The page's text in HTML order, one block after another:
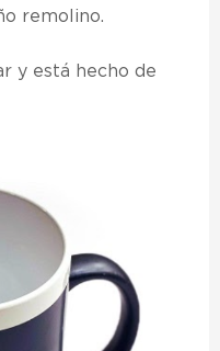
remolino.
y está hecho de